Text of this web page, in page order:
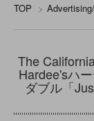
TOP >
The
Hardee'sハ
ダブル「